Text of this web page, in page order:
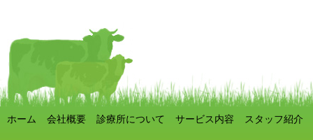
ホーム 会社概要 診療所について サービス内容 スタッフ紹介